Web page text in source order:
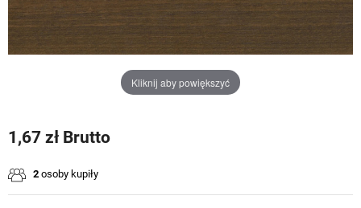
Kliknij aby powiększyć
1,67 zł Brutto
2 osoby kupiły